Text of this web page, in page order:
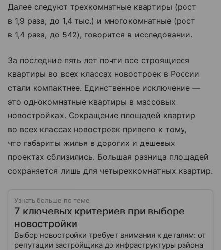
Далее следуют трехкомнатные квартиры (рост
в 1,9 раза, до 1,4 тыс.) и многокомнатные (рост
в 1,4 раза, до 542), говорится в исследовании.
За последние пять лет почти все строящиеся
квартиры во всех классах новостроек в России
стали компактнее. Единственное исключение —
это однокомнатные квартиры в массовых
новостройках. Сокращение площадей квартир
во всех классах новостроек привело к тому,
что габариты жилья в дорогих и дешевых
проектах сблизились. Большая разница площадей
сохраняется лишь для четырехкомнатных квартир.
Узнать больше по теме
7 ключевых критериев при выборе
новостройки
Выбор новостройки требует внимания к деталям: от
репутации застройщика до инфраструктуры района